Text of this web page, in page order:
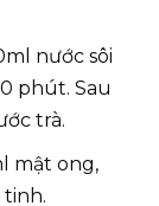
nước sôi
phút. Sau
trà.
mật ong,